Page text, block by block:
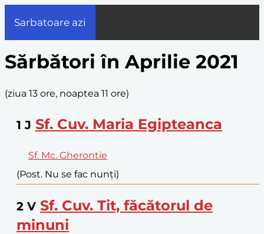
Sarbatoare azi
Sărbători în Aprilie 2021
(ziua 13 ore, noaptea 11 ore)
1 J Sf. Cuv. Maria Egipteanca
Sf. Mc. Gherontie
(Post. Nu se fac nunți)
2 V Sf. Cuv. Tit, făcătorul de
minuni